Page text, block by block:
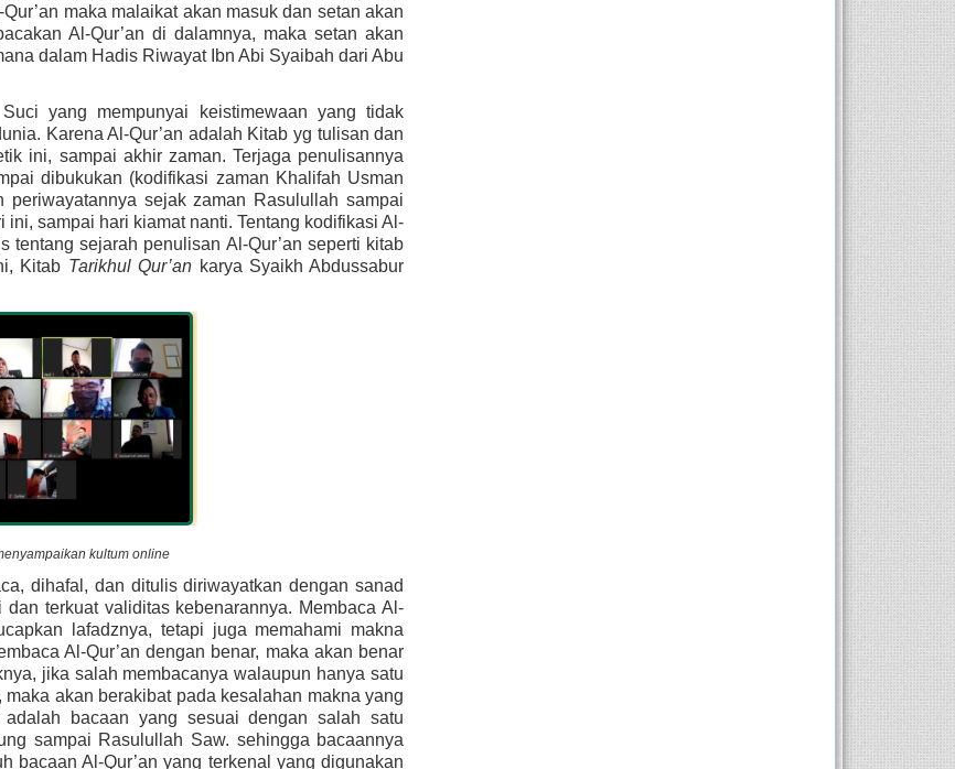
maka malaikat akan masuk dan setan akan
Al-Qur’an di dalamnya, maka setan akan
dalam Hadis Riwayat Ibn Abi Syaibah dari Abu
yang mempunyai keistimewaan yang tidak
Karena Al-Qur’an adalah Kitab yg tulisan dan
ini, sampai akhir zaman. Terjaga penulisannya
dibukukan (kodifikasi zaman Khalifah Usman
sejak zaman Rasulullah sampai
ini, sampai hari kiamat nanti. Tentang kodifikasi Al-
Kitab Tarikhul Qur’an karya Syaikh Abdussabur
kultum online
dihafal, dan ditulis diriwayatkan dengan sanad
terkuat validitas kebenarannya. Membaca Al-
lafadznya, tetapi juga memahami makna
Al-Qur’an dengan benar, maka akan benar
jika salah membacanya walaupun hanya satu
akan berakibat pada kesalahan makna yang
adalah bacaan yang sesuai dengan salah satu
sampai Rasulullah Saw. sehingga bacaannya
bacaan Al-Qur’an yang terkenal yang digunakan